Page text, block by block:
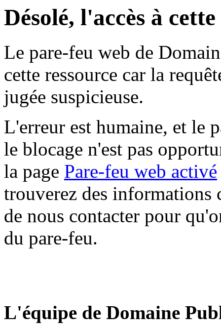
Désolé, l'accès à
Le pare-feu web de
cette ressource car la
jugée suspicieuse.
L'erreur est humaine, et le
le blocage n'est pas
la page Pare-feu web activé
trouverez des informations
de nous contacter pour
du pare-feu.
L'équipe de Domaine